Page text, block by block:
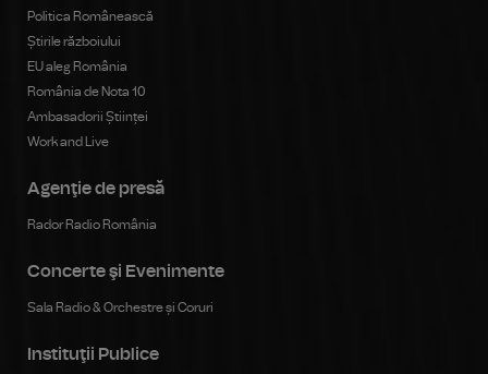
Politica Românească
Știrile războiului
EU aleg România
România de Nota 10
Ambasadorii Științei
Work and Live
Agenţie de presă
Rador Radio România
Concerte şi Evenimente
Sala Radio & Orchestre și Coruri
Instituţii Publice